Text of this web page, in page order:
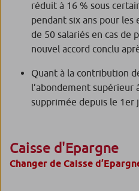
réduit à 16 % sous
pendant six ans pour les
de 50 salariés en cas de
nouvel accord conclu
Quant à la contribution
l’abondement supérieur
supprimée depuis le 1er
Caisse d'Epargne
Changer de Caisse